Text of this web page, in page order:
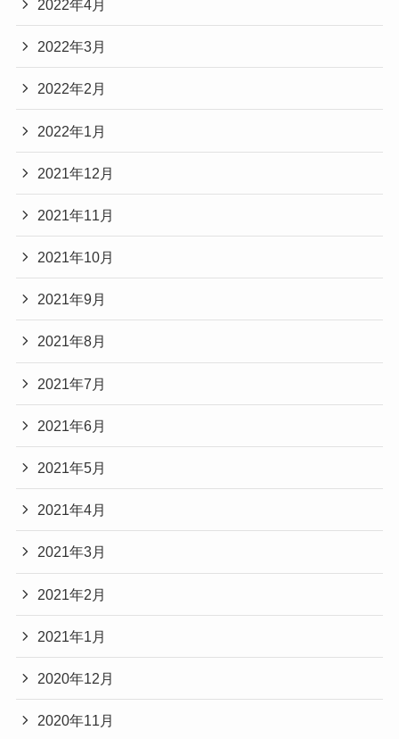
2022年4月
2022年3月
2022年2月
2022年1月
2021年12月
2021年11月
2021年10月
2021年9月
2021年8月
2021年7月
2021年6月
2021年5月
2021年4月
2021年3月
2021年2月
2021年1月
2020年12月
2020年11月